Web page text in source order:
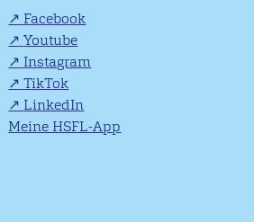
Facebook
Youtube
Instagram
TikTok
LinkedIn
Meine HSFL-App